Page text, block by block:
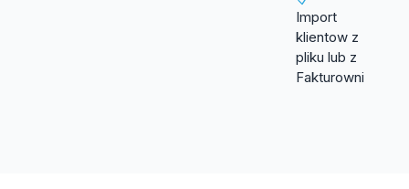
Import
klientow z
pliku lub z
Fakturowni